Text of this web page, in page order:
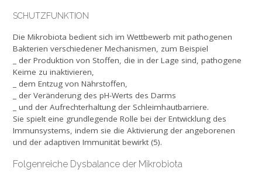
SCHUTZFUNKTION
Die Mikrobiota bedient sich im Wettbewerb mit pathogenen
Bakterien verschiedener Mechanismen, zum Beispiel
_ der Produktion von Stoffen, die in der Lage sind, pathogene
Keime zu inaktivieren,
_ dem Entzug von Nährstoffen,
_ der Veränderung des pH-Werts des Darms
_ und der Aufrechterhaltung der Schleimhautbarriere.
Sie spielt eine grundlegende Rolle bei der Entwicklung des
Immunsystems, indem sie die Aktivierung der angeborenen
und der adaptiven Immunität bewirkt (5).
Folgenreiche Dysbalance der Mikrobiota